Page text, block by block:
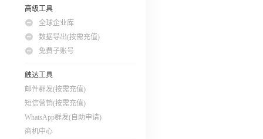
高级工具
全球企业库
数据导出(按需充值)
免费子账号
触达工具
邮件群发(按需充值)
短信营销(按需充值)
WhatsApp群发(自助申请)
商机中心